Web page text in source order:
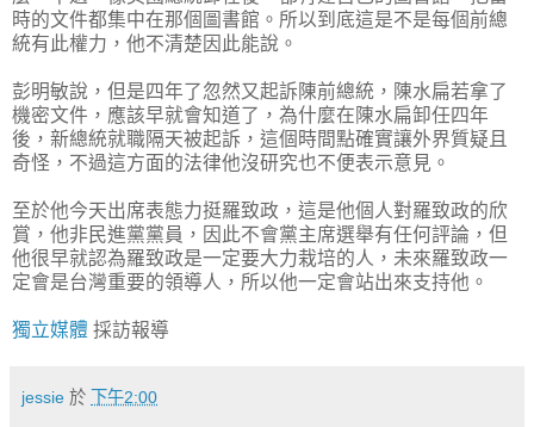
時的文件都集中在那個圖書館。所以到底這是不是每個前總
統有此權力，他不清楚因此能說。
彭明敏說，但是四年了忽然又起訴陳前總統，陳水扁若拿了
機密文件，應該早就會知道了，為什麼在陳水扁卸任四年
後，新總統就職隔天被起訴，這個時間點確實讓外界質疑且
奇怪，不過這方面的法律他沒研究也不便表示意見。
至於他今天出席表態力挺羅致政，這是他個人對羅致政的欣
賞，他非民進黨黨員，因此不會黨主席選舉有任何評論，但
他很早就認為羅致政是一定要大力栽培的人，未來羅致政一
定會是台灣重要的領導人，所以他一定會站出來支持他。
獨立媒體 採訪報導
jessie 於 下午2:00